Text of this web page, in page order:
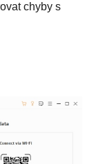
chyby s